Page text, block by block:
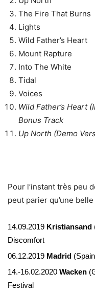
The Fire That Burns
Lights
Wild Father’s Heart
Mount Rapture
Into The White
Tidal
Voices
Wild Father’s Heart
Bonus Track
Up North (Demo
Pour l’instant très peu
peut parier qu’une
14.09.2019 Kristiansand
Discomfort
06.12.2019 Madrid
14.-16.02.2020 Wacken
Festival